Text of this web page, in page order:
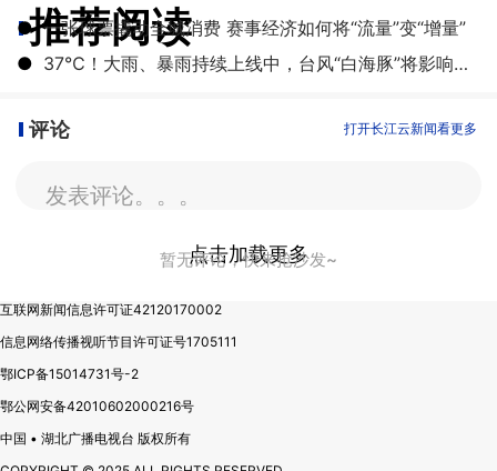
推荐阅读
● 一张球票撬动全城消费 赛事经济如何将“流量”变“增量”
●
​37℃！大雨、暴雨持续上线中，台风“白海豚”将影响湖北
评论 打开长江云新闻看更多
发表评论。。。
暂无评论，快来抢沙发~
点击加载更多
互联网新闻信息许可证42120170002
信息网络传播视听节目许可证号1705111
鄂ICP备15014731号-2
鄂公网安备42010602000216号
中国 • 湖北广播电视台 版权所有